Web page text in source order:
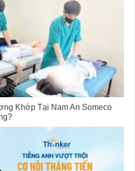
Khớp Tại Nam An Someco